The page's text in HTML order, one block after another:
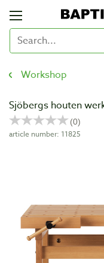
Workshop
Sjöbergs houten
article number: 11825